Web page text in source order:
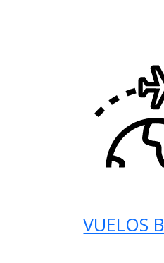
VUELOS